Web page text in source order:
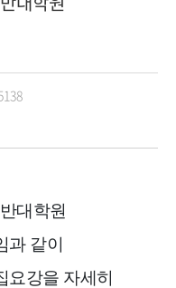
대학원
같이
요강을 자세히